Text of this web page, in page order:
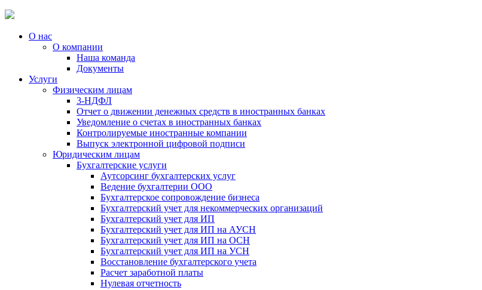
О нас
О компании
Наша команда
Документы
Услуги
Физическим лицам
3-НДФЛ
Отчет о движении денежных средств в иностранных банках
Уведомление о счетах в иностранных банках
Контролируемые иностранные компании
Выпуск электронной цифровой подписи
Юридическим лицам
Бухгалтерские услуги
Аутсорсинг бухгалтерских услуг
Ведение бухгалтерии ООО
Бухгалтерское сопровождение бизнеса
Бухгалтерский учет для некоммерческих организаций
Бухгалтерский учет для ИП
Бухгалтерский учет для ИП на АУСН
Бухгалтерский учет для ИП на ОСН
Бухгалтерский учет для ИП на УСН
Восстановление бухгалтерского учета
Расчет заработной платы
Нулевая отчетность